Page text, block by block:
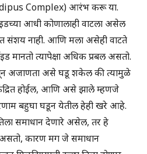
Complex) आरंभ करू या.
आधी कोणालाही वाटला असेल
संशय नाही. आणि मला असेही वाटते
मानतो त्यापेक्षा अधिक प्रबल असतो.
अजाणता असे घडू शकेल की त्यामुळे
होईल, आणि असे झाले म्हणजे
बहुघा घडून येतील हेही खरे आहे.
समाधान देणारे असेल, तर हे
कारण मग जे समाधान